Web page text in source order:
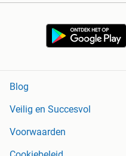
Blog
Veilig en Succesvol
Voorwaarden